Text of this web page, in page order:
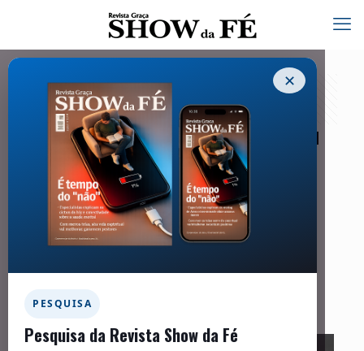
✕
PESQUISA
Pesquisa da Revista Show da Fé
Albert Benjamin Simpson transformou
os marginalizados em prioridade da
missão global
15/08/2025